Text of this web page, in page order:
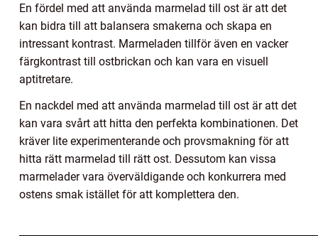
En fördel med att använda marmelad till ost är att det
kan bidra till att balansera smakerna och skapa en
intressant kontrast. Marmeladen tillför även en vacker
färgkontrast till ostbrickan och kan vara en visuell
aptitretare.
En nackdel med att använda marmelad till ost är att det
kan vara svårt att hitta den perfekta kombinationen. Det
kräver lite experimenterande och provsmakning för att
hitta rätt marmelad till rätt ost. Dessutom kan vissa
marmelader vara överväldigande och konkurrera med
ostens smak istället för att komplettera den.